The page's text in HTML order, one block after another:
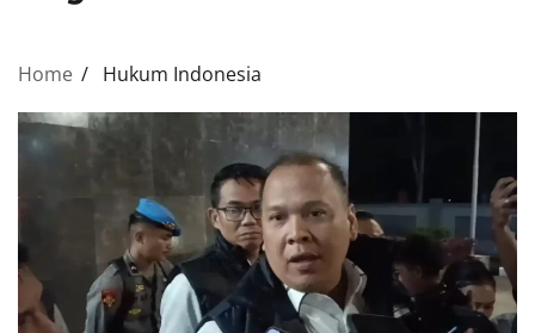
Home Hukum Indonesia